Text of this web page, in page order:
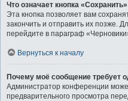
Что означает кнопка
Эта кнопка позволяет вам
закончить и отправить их позже.
перейдите в параграф
Вернуться к началу
Почему моё сообщение требует
Администратор конференции
предварительного просмотра